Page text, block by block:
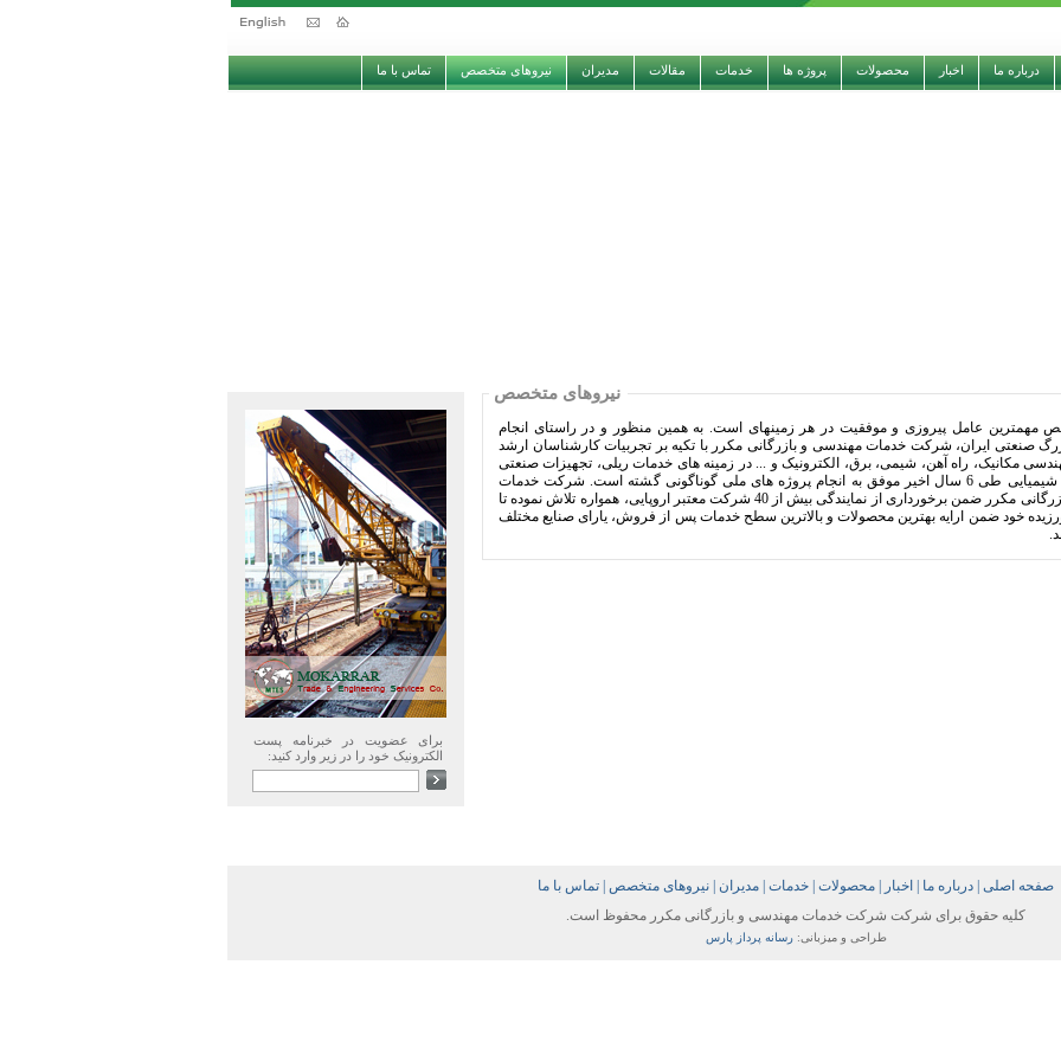
درباره ما اخبار محصولات پروژه ها خدمات مقالات مدیران نیروهای متخصص تماس با ما
نیروهای متخصص
مهمترین عامل پیروزی و موفقیت در هر زمینه‏ای است. به همین منظور و در راستای انجام
صنعتی ایران، شرکت خدمات مهندسی و بازرگانی مکرر با تکیه بر تجربیات کارشناسان ارشد
مکانیک، راه آهن، شیمی، برق، الکترونیک و ... در زمینه های خدمات ریلی، تجهیزات صنعتی
شیمیایی طی
سال اخیر موفق به انجام پروژه های ملی گوناگونی گشته است. شرکت خدمات
مکرر ضمن برخورداری از نمایندگی بیش از 40 شرکت معتبر اروپایی، همواره تلاش نموده تا
خود ضمن ارایه بهترین محصولات و بالاترین سطح خدمات پس از فروش، یارای صنایع مختلف
.
برای عضویت در خبرنامه پست
الکترونیک خود را در زیر وارد کنید:
صفحه اصلی درباره ما اخبار محصولات خدمات مدیران نیروهای متخصص تماس با ما
کلیه حقوق برای شرکت شرکت خدمات مهندسی و بازرگانی مکرر محفوظ است.
طراحی و میزبانی:رسانه پرداز پارس